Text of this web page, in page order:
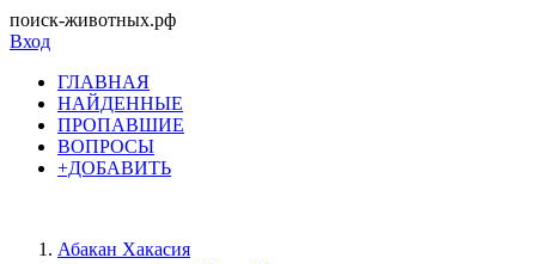
поиск-животных.рф
Вход
ГЛАВНАЯ
НАЙДЕННЫЕ
ПРОПАВШИЕ
ВОПРОСЫ
+ДОБАВИТЬ
Абакан Хакасия